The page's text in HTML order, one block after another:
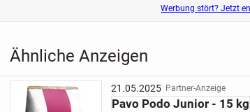
Werbung stört? Jetzt
Ähnliche Anzeigen
21.05.2025 Partner-Anzeige
Pavo Podo Junior - 15 kg